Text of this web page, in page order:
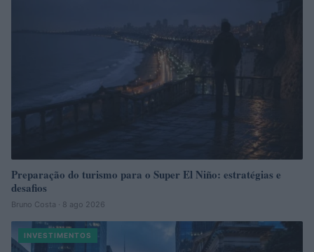
Preparação do turismo para o Super El Niño: estratégias e
desafios
Bruno Costa · 8 ago 2026
INVESTIMENTOS